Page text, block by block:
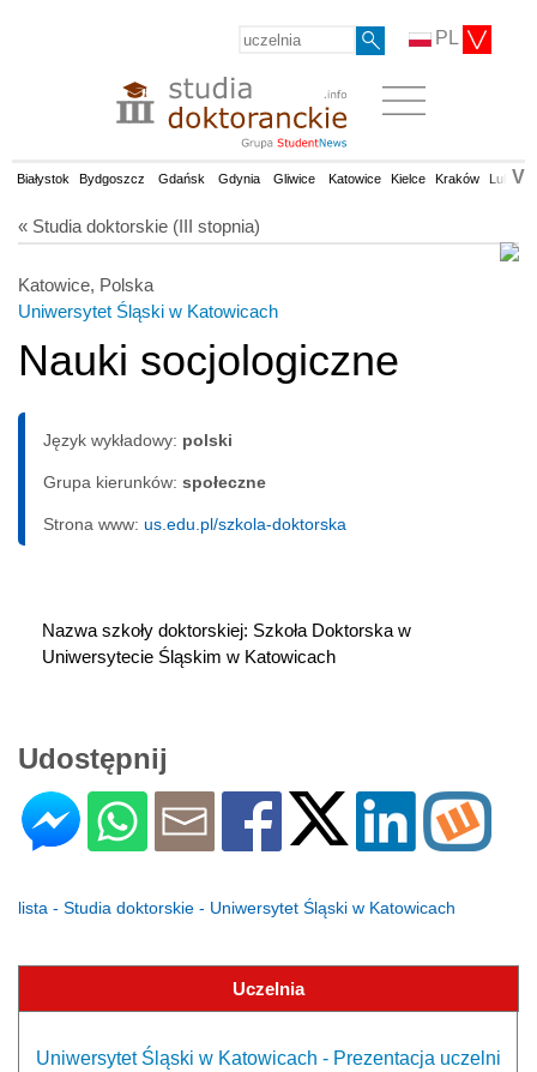
PL
Białystok Bydgoszcz Gdańsk Gdynia Gliwice Katowice Kielce Kraków Lublin
V
« Studia doktorskie (III stopnia)
Katowice, Polska
Uniwersytet Śląski w Katowicach
Nauki socjologiczne
Język wykładowy: polski
Grupa kierunków: społeczne
Strona www: us.edu.pl/szkola-doktorska
Nazwa szkoły doktorskiej: Szkoła Doktorska w
Uniwersytecie Śląskim w Katowicach
Udostępnij
lista - Studia doktorskie - Uniwersytet Śląski w Katowicach
Uczelnia
Uniwersytet Śląski w Katowicach - Prezentacja uczelni